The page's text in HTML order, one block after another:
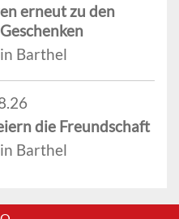
erneut zu den
Barthel
die Freundschaft
Barthel